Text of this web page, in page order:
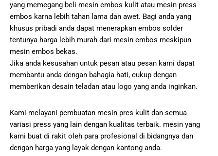
yang memegang beli mesin embos kulit atau mesin press
embos karna lebih tahan lama dan awet. Bagi anda yang
khusus pribadi anda dapat menerapkan embos solder
tentunya harga lebih murah dari mesin embos meskipun
mesin embos bekas.
Jika anda kesusahan untuk pesan atau pesan kami dapat
membantu anda dengan bahagia hati, cukup dengan
memberikan desain teladan atau logo yang anda inginkan.
Kami melayani pembuatan mesin pres kulit dan semua
variasi press yang lain dengan kualitas terbaik. mesin yang
kami buat di rakit oleh para profesional di bidangnya dan
dengan harga yang layak dengan kantong anda.